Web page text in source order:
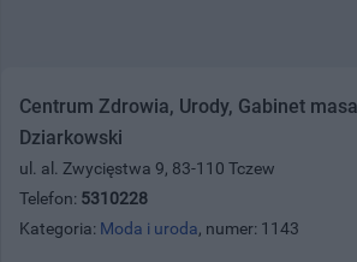
Centrum Zdrowia, Urody, Gabinet
Dziarkowski
ul. al. Zwycięstwa 9, 83-110 Tczew
Telefon: 5310228
Kategoria: Moda i uroda, numer: 1143